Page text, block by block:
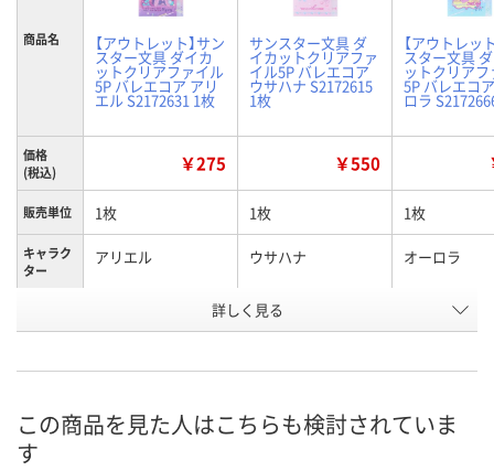
商品名 【アウトレット】サン
スター文具 ダイカ
ットクリアファイル
5P バレエコア アリ
エル S2172631 1枚
サンスター文具 ダ
イカットクリアファ
イル5P バレエコア
ウサハナ S2172615
1枚
【アウトレッ
スター文具
ットクリア
5P バレエコ
ロラ
価格
(税込)
￥275 ￥550
販売単位 1枚 1枚 1枚
キャラク
ター
アリエル ウサハナ オーロラ
UW87018 UW87014
8月9日（日）
詳しく見る
この商品を見た人はこちらも検討されていま
す